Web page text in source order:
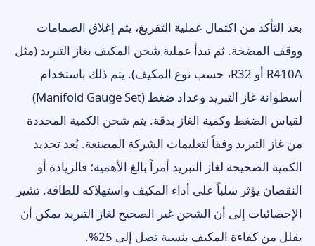
بعد التأكد من اكتمال عملية التفريغ، يتم إغلاق الصمامات
ووقف المضخة. ثم تبدأ عملية شحن المكيف بغاز التبريد (مثل
R410A أو R32، حسب نوع المكيف). يتم ذلك باستخدام
أسطوانة غاز التبريد وعداد ضغط (Manifold Gauge Set)
لقياس الضغط وكمية الغاز بدقة. يتم شحن الكمية المحددة
من غاز التبريد وفقاً لتعليمات الشركة المصنعة. يُعد تحديد
الكمية الصحيحة لغاز التبريد أمراً بالغ الأهمية؛ فالزيادة أو
النقصان يؤثر سلباً على أداء المكيف واستهلاكه للطاقة. تشير
الإحصائيات إلى أن الشحن غير الصحيح لغاز التبريد يمكن أن
يقلل من كفاءة المكيف بنسبة تصل إلى 25%.